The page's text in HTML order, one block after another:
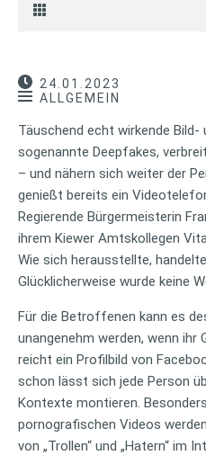
24.01.2023
ALLGEMEIN
Täuschend echt wirkende Bild-
sogenannte Deepfakes,
– und nähern sich weiter der
genießt bereits ein
Regierende Bürgermeisterin
ihrem Kiewer Amtskollegen
Wie sich herausstellte,
Glücklicherweise wurde keine
Für die Betroffenen kann es
unangenehm werden, wenn ihr
reicht ein Profilbild von
schon lässt sich jede Person
Kontexte montieren.
pornografischen Videos
von „Trollen“ und „Hatern“ im